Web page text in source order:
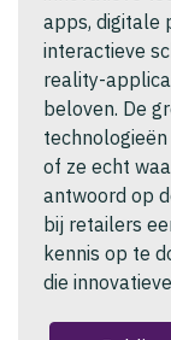
apps, digitale
interactieve
reality-
beloven. De
of ze echt
antwoord op
bij retailers
kennis op te
die